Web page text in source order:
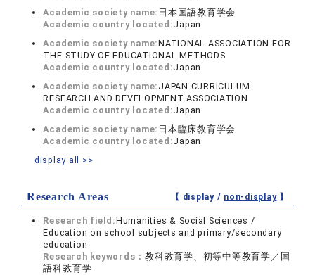
Academic society name: 日本国語教育学会
Academic country located:Japan
Academic society name:NATIONAL ASSOCIATION FOR
THE STUDY OF EDUCATIONAL METHODS
Academic country located:Japan
Academic society name: JAPAN CURRICULUM
RESEARCH AND DEVELOPMENT ASSOCIATION
Academic country located:Japan
Academic society name: 日本臨床教育学会
Academic country located:Japan
display all >>
Research Areas 【 display / non-display】
Research field:Humanities & Social Sciences /
Education on school subjects and primary/secondary
education
Research keywords：教科教育学、初等中等教育学／国
語科教育学